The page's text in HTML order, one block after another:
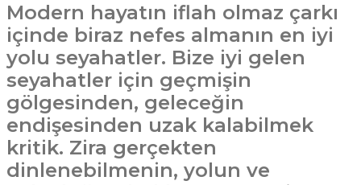
Modern hayatın iflah olmaz çarkı
içinde biraz nefes almanın en iyi
yolu seyahatler. Bize iyi gelen
seyahatler için geçmişin
gölgesinden, geleceğin
endişesinden uzak kalabilmek
kritik. Zira gerçekten
dinlenebilmenin, yolun ve